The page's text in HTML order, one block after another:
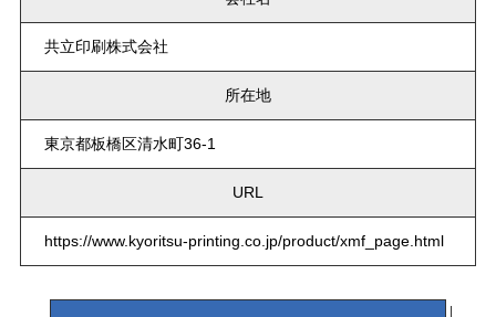
共立印刷株式会社
所在地
東京都板橋区清水町36-1
URL
https://www.kyoritsu-printing.co.jp/product/xmf_page.html